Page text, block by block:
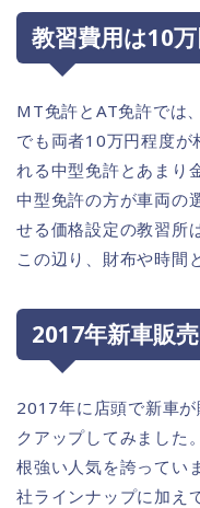
教習費用は10
MT免許とAT免許では
でも両者10万円程度
れる中型免許とあまり
中型免許の方が車両の
せる価格設定の教習所
この辺り、財布や時間
2017年新車販
2017年に店頭で新車
クアップしてみました
根強い人気を誇ってい
社ラインナップに加え